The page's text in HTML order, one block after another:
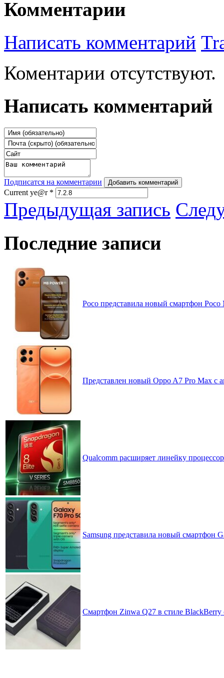
Комментарии
Написать комментарий
Коментарии отсутствуют.
Написать комментарий
Подписатся на комментарии Добавить комментарий
Current ye@r *
Предыдущая запись
Последние записи
Poco представила новый смартфон
Представлен новый Oppo A7 Pro Max с
Qualcomm расширяет линейку
Samsung представила новый смартфон
Смартфон Zinwa Q27 в стиле BlackBerry